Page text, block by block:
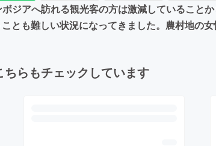
ジアへ訪れる観光客の方は激減していること
とも難しい状況になってきました。農村地の
らもチェックしています